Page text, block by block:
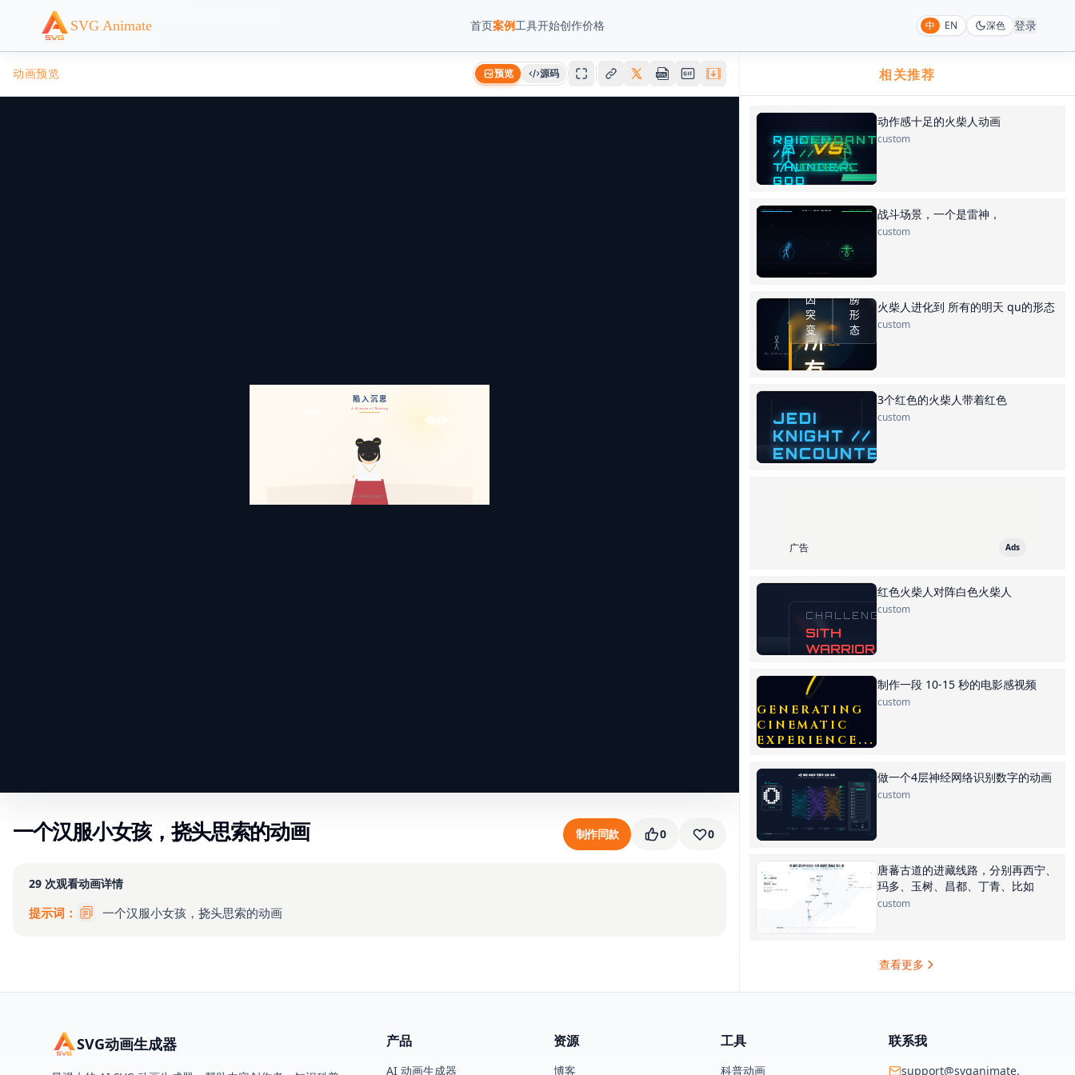
SVG Animate 首页案例工具开始创作价格 中 EN 深色 登录
动画预览 预览 源码
一个汉服小女孩，挠头思索的动画 制作同款 0 0
29 次观看动画详情
提示词： 一个汉服小女孩，挠头思索的动画
相关推荐
动作感十足的火柴人动画
custom
战斗场景，一个是雷神，
custom
火柴人进化到 所有的明天 qu的形态
custom
3个红色的火柴人带着红色
custom
广告 Ads
红色火柴人对阵白色火柴人
custom
制作一段 10-15 秒的电影感视频
custom
做一个4层神经网络识别数字的动画
custom
唐蕃古道的进藏线路，分别再西宁、
玛多、玉树、昌都、丁青、比如
custom
查看更多
SVG动画生成器 产品
AI 动画生成器
资源
博客
工具
科普动画
联系我
support@svganimate.